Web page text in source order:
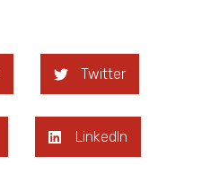
Twitter
LinkedIn